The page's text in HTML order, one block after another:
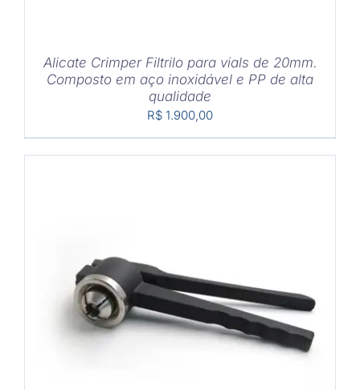
Alicate Crimper Filtrilo para vials de 20mm.
Composto em aço inoxidável e PP de alta
qualidade
R$ 1.900,00
COMPRAR / DETALHES